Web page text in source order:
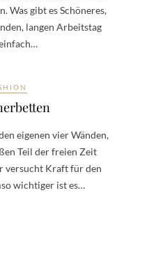
Was gibt es Schöneres,
langen Arbeitstag
eigenen vier Wänden,
Teil der freien Zeit
versucht Kraft für den
wichtiger ist es…